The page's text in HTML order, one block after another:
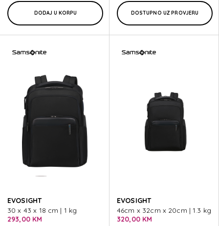
DODAJ U KORPU DOSTUPNO UZ PROVJERU
EVOSIGHT
30 x 43 x 18 cm | 1 kg
293,00 KM
EVOSIGHT
46cm x 32cm x 20cm | 1.3 kg
320,00 KM